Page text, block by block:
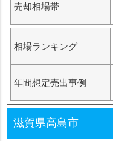
売却相場帯
相場ランキング
年間想定売出事例
滋賀県高島市